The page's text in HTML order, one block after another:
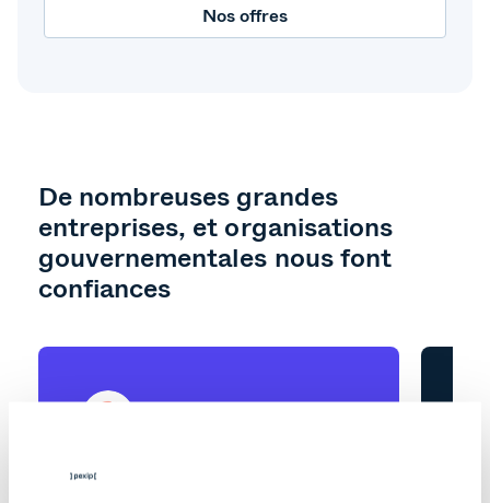
Nos offres
De nombreuses grandes
entreprises, et organisations
gouvernementales nous font
confiances